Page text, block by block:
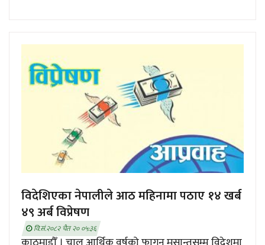
विदेशिएका नेपालीले आठ महिनामा पठाए १४ खर्ब
४९ अर्ब विप्रेषण
वि.सं.२०८२ चैत २० ०५:३६